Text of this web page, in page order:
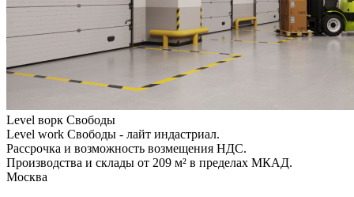
Level ворк Свободы
Level work Свободы - лайт индастриал.
Рассрочка и возможность возмещения НДС.
Производства и склады от 209 м² в пределах МКАД.
Москва